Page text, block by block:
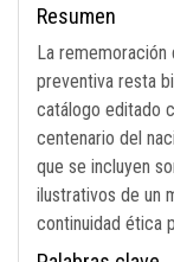
Resumen
La rememoración
preventiva resta
catálogo editado
centenario del
que se incluyen
ilustrativos de un
continuidad ética